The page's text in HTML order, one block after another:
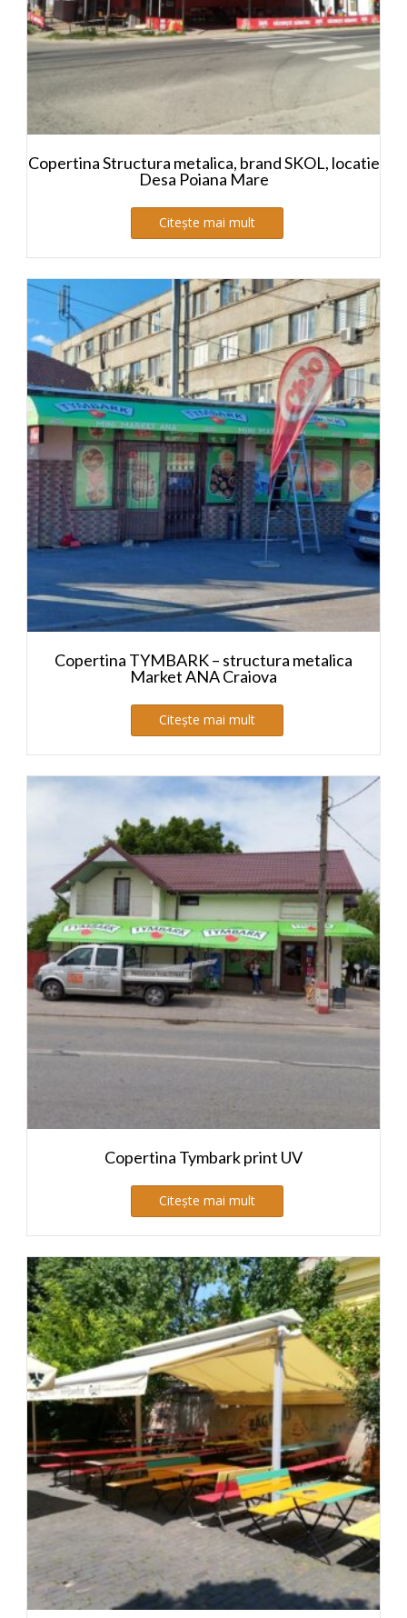
Copertina Structura metalica, brand SKOL, locatie
Desa Poiana Mare
Citește mai mult
Copertina TYMBARK – structura metalica
Market ANA Craiova
Citește mai mult
Copertina Tymbark print UV
Citește mai mult